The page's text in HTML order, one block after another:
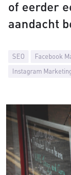
SEO Facebook
Instagram
of eerder
aandacht